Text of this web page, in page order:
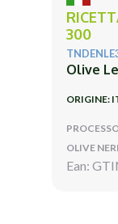
300
Olive
ORIGINE:
OLIVE
Ean: